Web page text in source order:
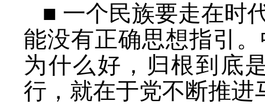
■ 一个民族要走在时
能没有正确思想指引
为什么好，归根到底
行，就在于党不断推进